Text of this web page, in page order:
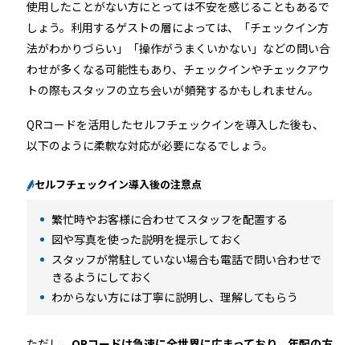
使用したことがない方にとっては不安を感じることもあるで
しょう。利用するゲストの層によっては、「チェックイン方
法がわかりづらい」「操作がうまくいかない」などの問い合
わせが多くなる可能性もあり、チェックインやチェックアウ
トの際もスタッフの立ち会いが頻発するかもしれません。
QRコードを活用したセルフチェックインを導入した後も、
以下のように柔軟な対応が必要になるでしょう。
セルフチェックイン導入後の注意点
繁忙時やお客様に合わせてスタッフを配置する
図や写真を使った説明を提示しておく
スタッフが常駐していない場合も電話で問い合わせで
きるようにしておく
わからない方には丁寧に説明し、理解してもらう